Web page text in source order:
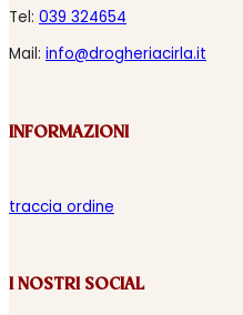
Tel: 039 324654
Mail: info@drogheriacirla.it
INFORMAZIONI
traccia ordine
I NOSTRI SOCIAL